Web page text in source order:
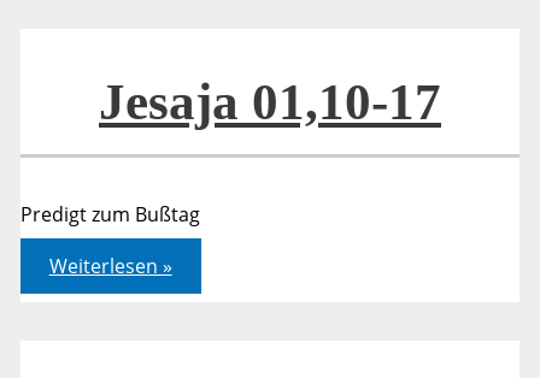
SündeJesaja 01,10-17
Predigt zum Bußtag
Jesaja
01,10-
17
Weiterlesen »